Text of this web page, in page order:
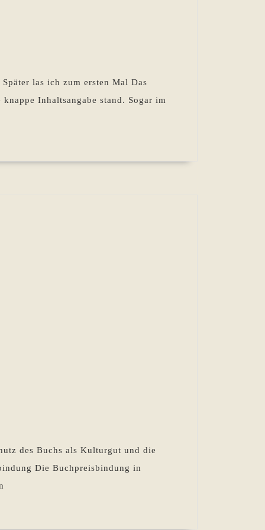
las ich zum ersten Mal Das
Inhaltsangabe stand. Sogar im
des Buchs als Kulturgut und die
Die Buchpreisbindung in